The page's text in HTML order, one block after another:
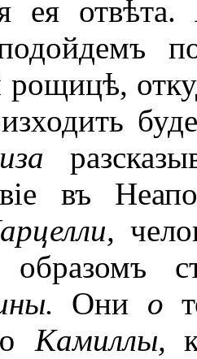
ея
рощицѣ,
въ
Они о
Камиллы,